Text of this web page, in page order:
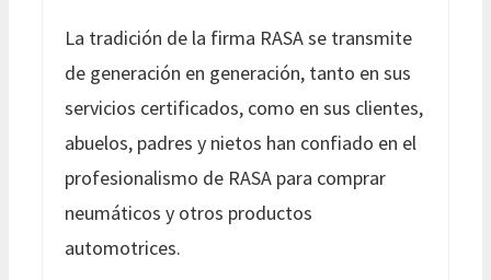
La tradición de la firma RASA se transmite
de generación en generación, tanto en sus
servicios certificados, como en sus clientes,
abuelos, padres y nietos han confiado en el
profesionalismo de RASA para comprar
neumáticos y otros productos
automotrices.